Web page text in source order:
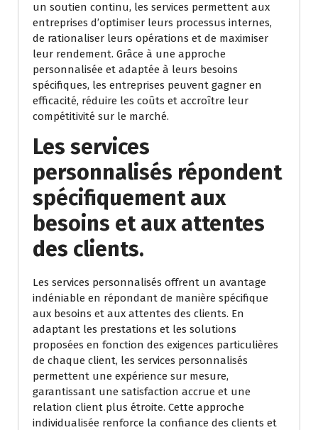
un soutien continu, les services permettent aux
entreprises d’optimiser leurs processus internes,
de rationaliser leurs opérations et de maximiser
leur rendement. Grâce à une approche
personnalisée et adaptée à leurs besoins
spécifiques, les entreprises peuvent gagner en
efficacité, réduire les coûts et accroître leur
compétitivité sur le marché.
Les services
personnalisés répondent
spécifiquement aux
besoins et aux attentes
des clients.
Les services personnalisés offrent un avantage
indéniable en répondant de manière spécifique
aux besoins et aux attentes des clients. En
adaptant les prestations et les solutions
proposées en fonction des exigences particulières
de chaque client, les services personnalisés
permettent une expérience sur mesure,
garantissant une satisfaction accrue et une
relation client plus étroite. Cette approche
individualisée renforce la confiance des clients et